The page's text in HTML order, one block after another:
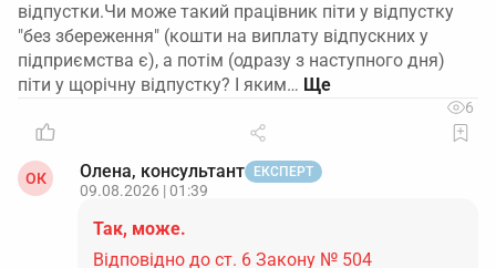
відпустки.Чи може такий працівник піти у відпустку
"без збереження" (кошти на виплату відпускних у
підприємства є), а потім (одразу з наступного дня)
піти у щорічну відпустку? І яким…
6
ОК Олена, консультант ЕКСПЕРТ
09.08.2026 | 01:39
Так, може.
Відповідно до ст. 6 Закону № 504